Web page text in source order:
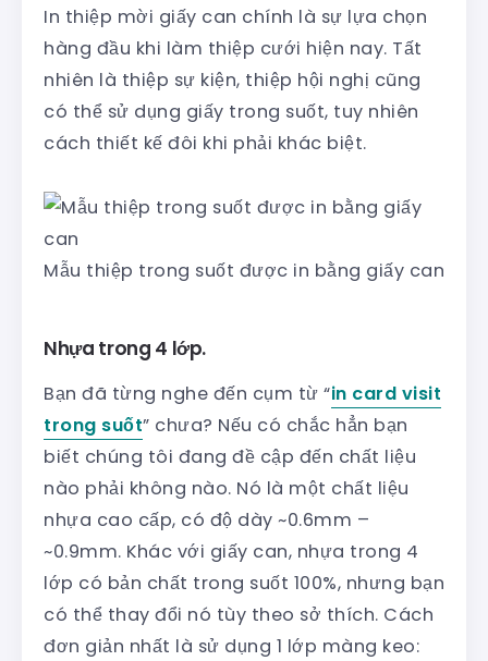
In thiệp mời giấy can chính là sự lựa chọn
hàng đầu khi làm thiệp cưới hiện nay. Tất
nhiên là thiệp sự kiện, thiệp hội nghị cũng
có thể sử dụng giấy trong suốt, tuy nhiên
cách thiết kế đôi khi phải khác biệt.
Mẫu thiệp trong suốt được in bằng giấy can
Nhựa trong 4 lớp.
Bạn đã từng nghe đến cụm từ “in card visit
trong suốt” chưa? Nếu có chắc hẳn bạn
biết chúng tôi đang đề cập đến chất liệu
nào phải không nào. Nó là một chất liệu
nhựa cao cấp, có độ dày ~0.6mm –
~0.9mm. Khác với giấy can, nhựa trong 4
lớp có bản chất trong suốt 100%, nhưng bạn
có thể thay đổi nó tùy theo sở thích. Cách
đơn giản nhất là sử dụng 1 lớp màng keo: